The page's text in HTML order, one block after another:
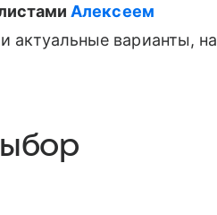
Алексеем
актуальные варианты, на